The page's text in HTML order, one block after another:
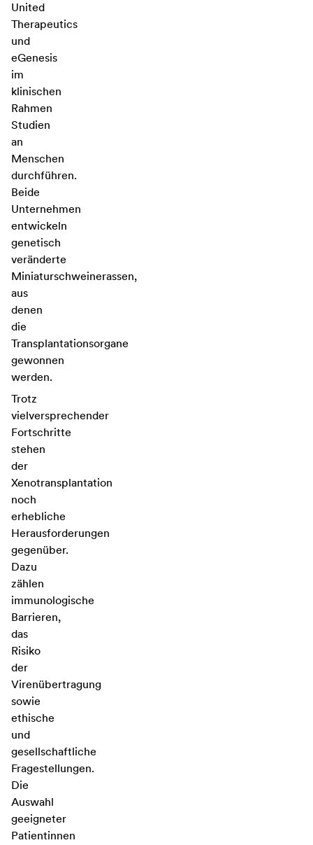
United
Therapeutics
und
eGenesis
im
klinischen
Rahmen
Studien
an
Menschen
durchführen.
Beide
Unternehmen
entwickeln
genetisch
veränderte
Miniaturschweinerassen,
aus
denen
die
Transplantationsorgane
gewonnen
werden.
Trotz
vielversprechender
Fortschritte
stehen
der
Xenotransplantation
noch
erhebliche
Herausforderungen
gegenüber.
Dazu
zählen
immunologische
Barrieren,
das
Risiko
der
Virenübertragung
sowie
ethische
und
gesellschaftliche
Fragestellungen.
Die
Auswahl
geeigneter
Patientinnen